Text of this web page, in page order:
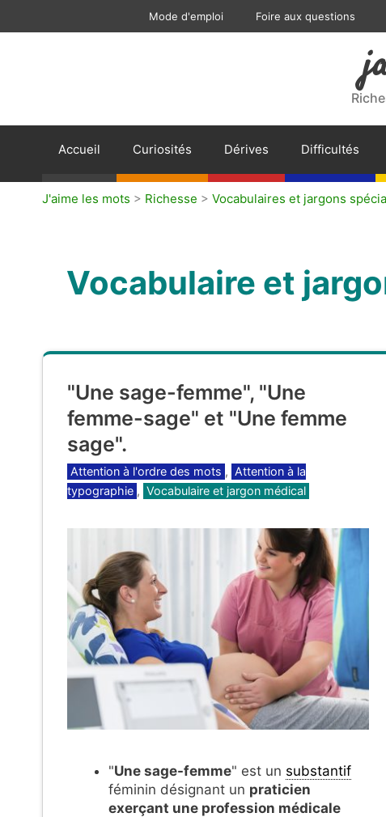
Mode d'emploi Foire aux questions
Accueil Curiosités Dérives Difficultés
J'aime les mots > Richesse > Vocabulaires et jargons
Vocabulaire et
"Une sage-femme", "Une
femme-sage" et "Une femme
sage".
Catégories
Attention à l'ordre des mots , Attention à la
typographie , Vocabulaire et jargon médical
"Une sage-femme" est un substantif
féminin désignant un praticien
exerçant une profession médicale